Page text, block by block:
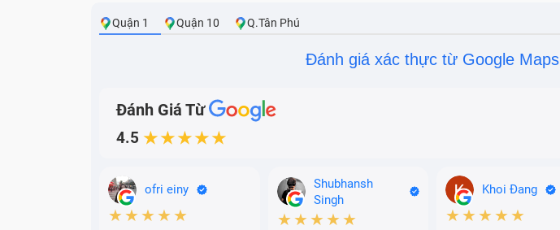
Quận 1 Quận 10 Q.Tân Phú
Đánh giá xác thực từ Google Maps
Đánh Giá Từ
4.5 ★★★★★
ofri einy
★★★★★
Shubhansh
Singh
★★★★★
Khoi Đang
★★★★★